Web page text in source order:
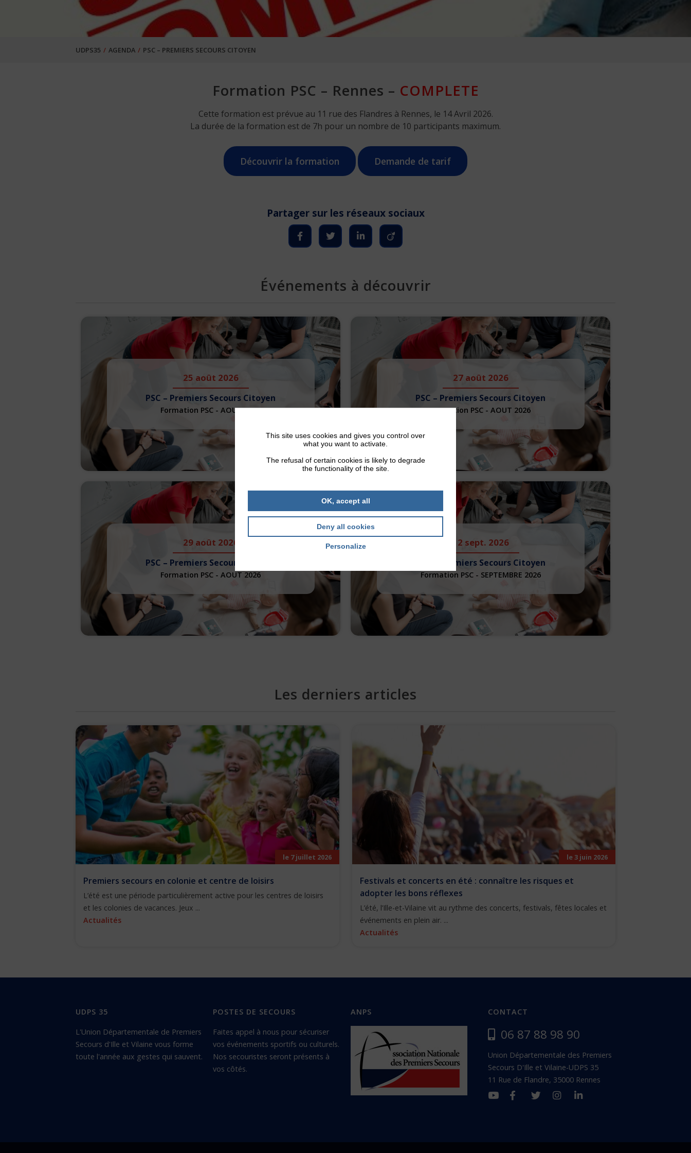
UDPS35 AGENDA PSC – PREMIERS SECOURS CITOYEN
Formation PSC – Rennes – COMPLETE
Cette formation est prévue au 11 rue des Flandres à Rennes, le 14 Avril 2026.
La durée de la formation est de 7h pour un nombre de 10 participants maximum.
Découvrir la formation Demande de tarif
Événements à découvrir
25 août 2026
PSC – Premiers Secours Citoyen
Formation PSC - AOUT 2026
27 août 2026
PSC – Premiers Secours Citoyen
Formation PSC - AOUT 2026
29 août 2026
PSC – Premiers Secours Citoyen
Formation PSC - AOUT 2026
12 sept. 2026
PSC – Premiers Secours Citoyen
Formation PSC - SEPTEMBRE 2026
Les derniers articles
le 7 juillet 2026
Premiers secours en colonie et centre de loisirs
L’été est une période particulièrement active pour les centres de loisirs
et les colonies de vacances. Jeux ...
Actualités
le 3 juin 2026
Festivals et concerts en été : connaître les risques et
adopter les bons réflexes
L’été, l’Ille-et-Vilaine vit au rythme des concerts, festivals, fêtes locales et
événements en plein air. ...
Actualités
UDPS 35
L'Union Départementale de Premiers
Secours d'Ille et Vilaine vous forme
toute l'année aux gestes qui sauvent.
POSTES DE SECOURS
Faites appel à nous pour sécuriser
vos événements sportifs ou culturels.
Nos secouristes seront présents à
vos côtés.
ANPS CONTACT
06 87 88 98 90
Union Départementale des Premiers
Secours D'Ille et Vilaine-UDPS 35
11 Rue de Flandre, 35000 Rennes
This site uses cookies and gives you control over
what you want to activate.
The refusal of certain cookies is likely to degrade
the functionality of the site.
OK, accept all
Deny all cookies
Personalize